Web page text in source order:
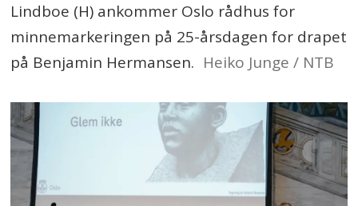
Lindboe (H) ankommer Oslo rådhus for
minnemarkeringen på 25-årsdagen for drapet
på Benjamin Hermansen. Heiko Junge / NTB